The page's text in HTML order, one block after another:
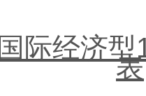
国际经济
表